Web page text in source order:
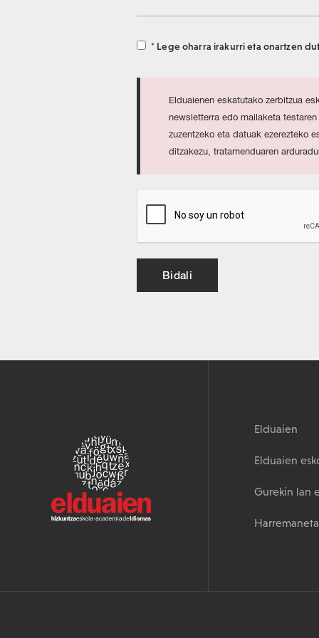
* Lege oharra irakurri eta onartzen
Elduaienen eskatutako zerbitzua
newsletterra edo mailaketa
zuzentzeko eta datuak ezerezteko
ditzakezu, tratamenduaren
Bidali
Elduaien
Elduaien
Gurekin lan